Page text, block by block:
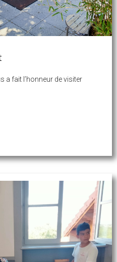
a fait l’honneur de visiter